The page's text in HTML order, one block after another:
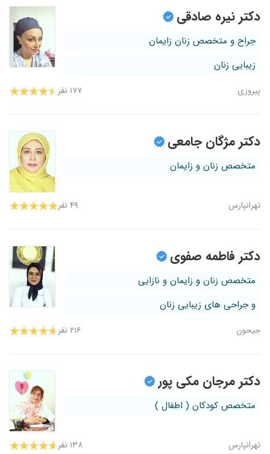
دکتر نیره صادقی
جراح و متخصص زنان زایمان
زیبایی زنان
پیروزی ۱۷۷ نفر
دکتر مژگان جامعی
متخصص زنان و زایمان
تهرانپارس ۴۹ نفر
دکتر فاطمه صفوی
متخصص زنان و زایمان و نازایی
و جراحی های زیبایی زنان
جیحون ۲۱۶ نفر
دکتر مرجان مکی پور
متخصص کودکان ( اطفال )
تهرانپارس ۱۳۸ نفر